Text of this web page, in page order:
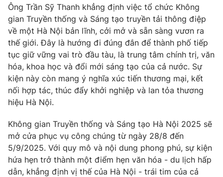
Ông Trần Sỹ Thanh khẳng định việc tổ chức Không
gian Truyền thống và Sáng tạo truyền tải thông điệp
về một Hà Nội bản lĩnh, cởi mở và sẵn sàng vươn ra
thế giới. Đây là hướng đi đúng đắn để thành phố tiếp
tục giữ vững vai trò đầu tàu, là trung tâm chính trị, văn
hóa, khoa học và đổi mới sáng tạo của cả nước. Sự
kiện này còn mang ý nghĩa xúc tiến thương mại, kết
nối hợp tác, thúc đẩy khởi nghiệp và lan tỏa thương
hiệu Hà Nội.
Không gian Truyền thống và Sáng tạo Hà Nội 2025 sẽ
mở cửa phục vụ công chúng từ ngày 28/8 đến
5/9/2025. Với quy mô và nội dung phong phú, sự kiện
hứa hẹn trở thành một điểm hẹn văn hóa - du lịch hấp
dẫn, khẳng định vị thế của Hà Nội - trái tim của cả